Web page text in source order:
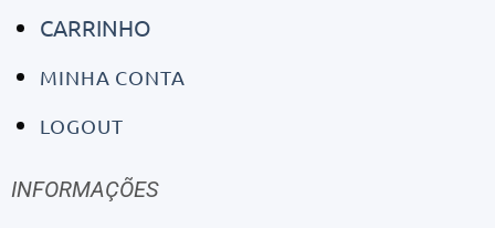
CARRINHO
MINHA CONTA
LOGOUT
INFORMAÇÕES